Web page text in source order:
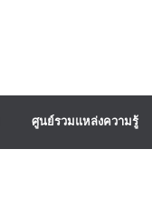
ศูนย์รวมแหล่งความรู้